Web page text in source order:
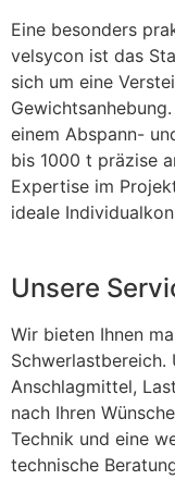
Eine besonders
velsycon ist das
sich um eine
einem Abspann-
bis 1000 t präzise
Expertise im
ideale
Unsere
Wir bieten Ihnen
Anschlagmittel,
nach Ihren
Technik und eine
technische